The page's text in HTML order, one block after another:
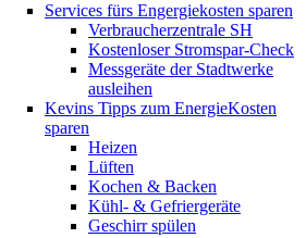
Services fürs Engergiekosten sparen
Verbraucherzentrale SH
Kostenloser Stromspar-Check
Messgeräte der Stadtwerke
ausleihen
Kevins Tipps zum EnergieKosten
sparen
Heizen
Lüften
Kochen & Backen
Kühl- & Gefriergeräte
Geschirr spülen